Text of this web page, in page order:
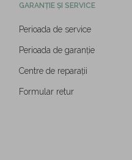
GARANȚIE ȘI SERVICE
Perioada de service
Perioada de garanție
Centre de reparații
Formular retur